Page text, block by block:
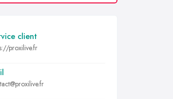
client
proxilive.fr